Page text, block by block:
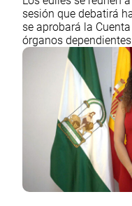
sesión que debatirá
se aprobará la
órganos